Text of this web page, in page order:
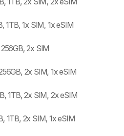
1TB, 1x SIM, 1x eSIM
2x SIM
2x SIM, 1x eSIM
1TB, 2x SIM, 2x eSIM
1TB, 2x SIM, 1x eSIM